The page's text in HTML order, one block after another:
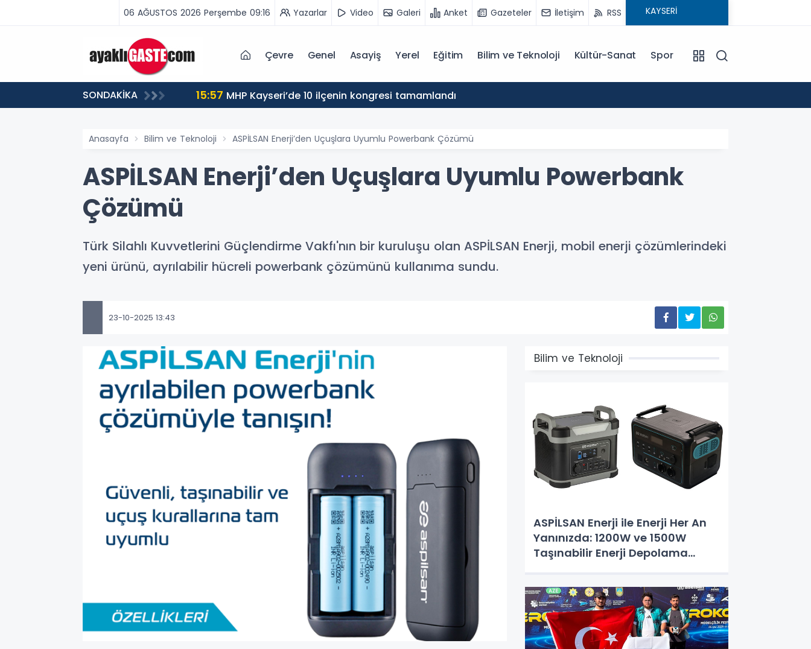
06 AĞUSTOS 2026 Perşembe 09:16 Yazarlar Video Galeri Anket Gazeteler İletişim RSS
Çevre Genel Asayiş Yerel Eğitim Bilim ve Teknoloji Kültür-Sanat Spor
SONDAKİKA 15:57 MHP Kayseri’de 10 ilçenin kongresi tamamlandı
Anasayfa Bilim ve Teknoloji ASPİLSAN Enerji’den Uçuşlara Uyumlu Powerbank Çözümü
ASPİLSAN Enerji’den Uçuşlara Uyumlu Powerbank
Çözümü
Türk Silahlı Kuvvetlerini Güçlendirme Vakfı'nın bir kuruluşu olan ASPİLSAN Enerji, mobil enerji çözümlerindeki
yeni ürünü, ayrılabilir hücreli powerbank çözümünü kullanıma sundu.
23-10-2025 13:43
Bilim ve Teknoloji
ASPİLSAN Enerji ile Enerji Her An
Yanınızda: 1200W ve 1500W
Taşınabilir Enerji Depolama